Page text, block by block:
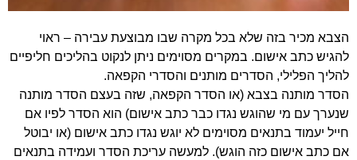
הצבא מכיר בזה שלא בכל מקרה שבו מבוצעת עבירה – ראוי
להגיש כתב אישום. במקרים מסוימים ניתן לנקוט בהליכים חליפיים
להליך הפלילי, הסדרים מותנים והסדרי הקפאה.
הסדר מותנה בצבא (או הסדר הקפאה, שזה בעצם הסדר מותנה
שנערך עם מי שהוגש נגדו כבר כתב אישום) הוא הסדר לפיו אם
חייל יעמוד בתנאים מסוימים לא יוגש נגדו כתב אישום (או יבוטל
אם כתב אישום כזה הוגש). למעשה עריכת הסדר ועמידה בתנאים